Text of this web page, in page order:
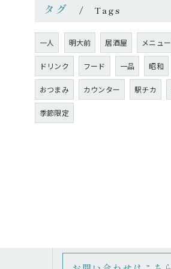
タグ Tags
一人 明大前 居酒屋 メニュー
ドリンク フード 一品 昭和
おつまみ カウンター 駅チカ
季節限定